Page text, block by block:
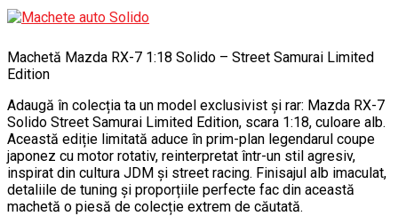
Machetă Mazda RX-7 1:18 Solido – Street Samurai Limited
Edition
Adaugă în colecția ta un model exclusivist și rar: Mazda RX-7
Solido Street Samurai Limited Edition, scara 1:18, culoare alb.
Această ediție limitată aduce în prim-plan legendarul coupe
japonez cu motor rotativ, reinterpretat într-un stil agresiv,
inspirat din cultura JDM și street racing. Finisajul alb imaculat,
detaliile de tuning și proporțiile perfecte fac din această
machetă o piesă de colecție extrem de căutată.